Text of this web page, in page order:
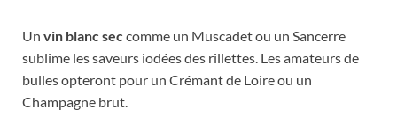
Un vin blanc seccomme un Muscadet ou un Sancerre
sublime les saveurs iodées des rillettes. Les amateurs de
bulles opteront pour un Crémant de Loire ou un
Champagne brut.